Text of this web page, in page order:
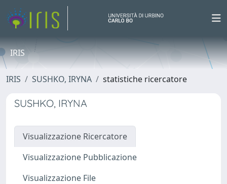
IRIS
IRIS SUSHKO, IRYNA statistiche ricercatore
SUSHKO, IRYNA
Visualizzazione Ricercatore
Visualizzazione Pubblicazione
Visualizzazione File